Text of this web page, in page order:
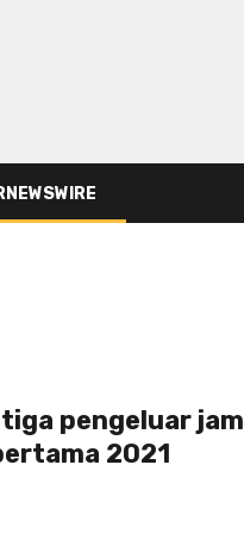
pengeluar jam
2021